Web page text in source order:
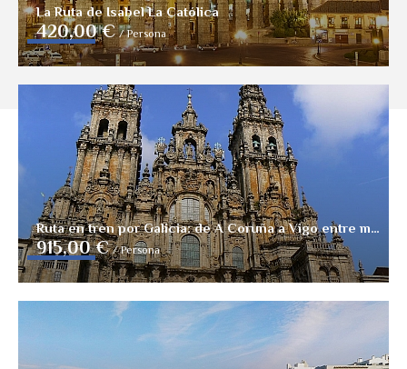
La Ruta de Isabel La Católica
420,00 € / Persona
Ruta en tren por Galicia: de A Coruña a Vigo entre mar y leyenda
915,00 € / Persona